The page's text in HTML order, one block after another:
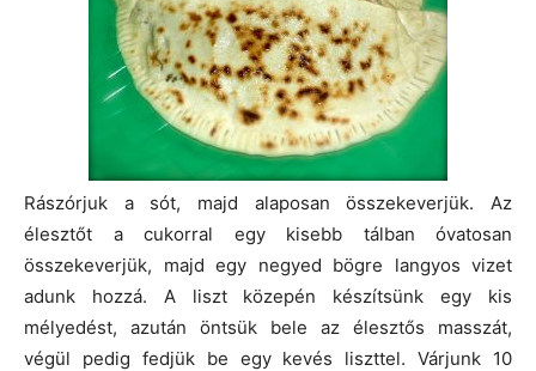
Rászórjuk a sót, majd alaposan összekeverjük. Az
élesztőt a cukorral egy kisebb tálban óvatosan
összekeverjük, majd egy negyed bögre langyos vizet
adunk hozzá. A liszt közepén készítsünk egy kis
mélyedést, azután öntsük bele az élesztős masszát,
végül pedig fedjük be egy kevés liszttel. Várjunk 10